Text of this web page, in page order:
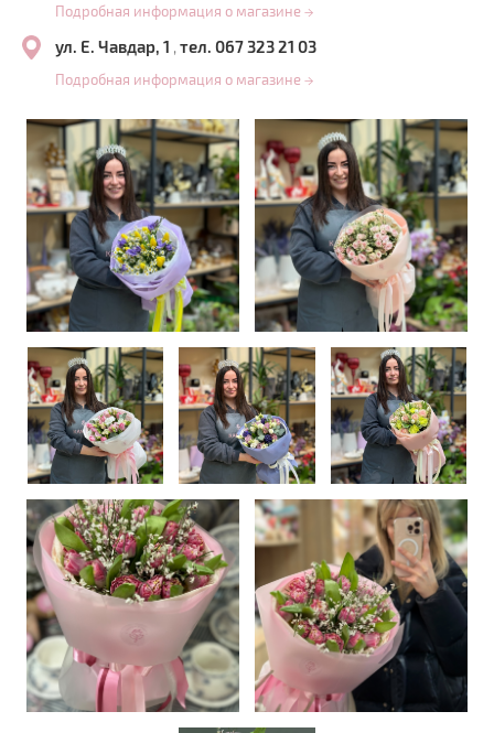
Подробная информация о магазине →
ул. Е. Чавдар, 1 , тел. 067 323 21 03
Подробная информация о магазине →